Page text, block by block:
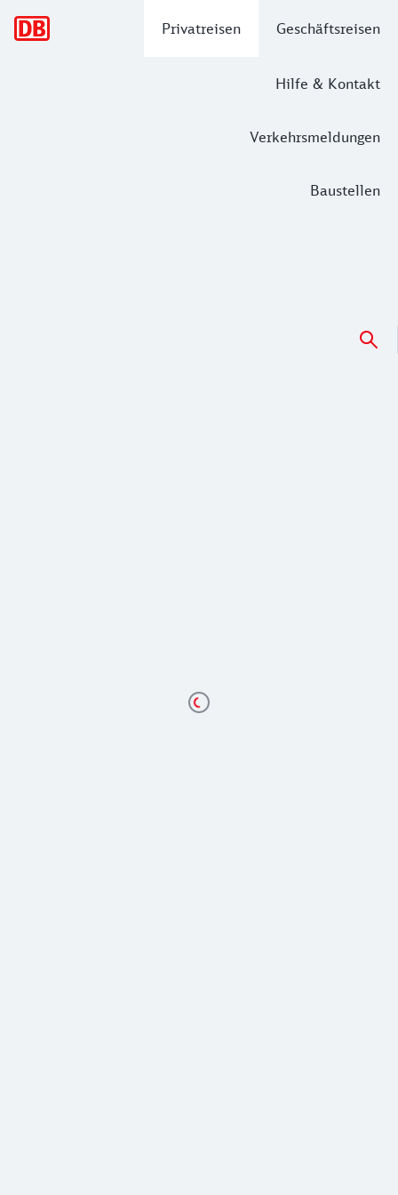
Privatreisen Geschäftsreisen
Hilfe & Kontakt
Verkehrsmeldungen
Baustellen